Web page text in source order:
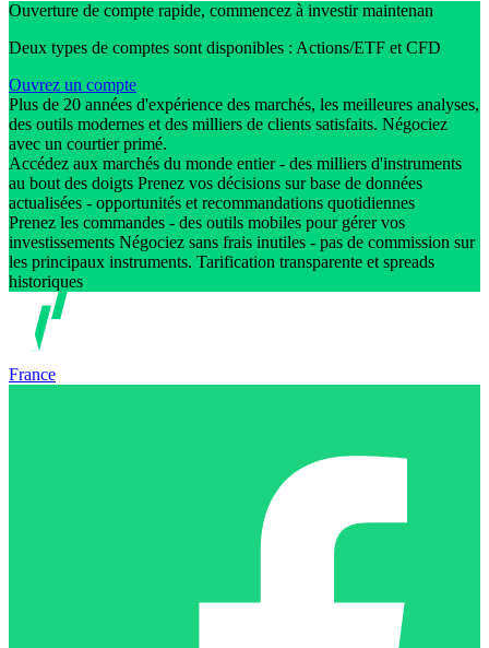
Ouverture de compte rapide, commencez à investir maintenan
Deux types de comptes sont disponibles : Actions/ETF et CFD
Ouvrez un compte
Plus de 20 années d'expérience des marchés, les meilleures analyses,
des outils modernes et des milliers de clients satisfaits. Négociez
avec un courtier primé.
Accédez aux marchés du monde entier - des milliers d'instruments
au bout des doigts Prenez vos décisions sur base de données
actualisées - opportunités et recommandations quotidiennes
Prenez les commandes - des outils mobiles pour gérer vos
investissements Négociez sans frais inutiles - pas de commission sur
les principaux instruments. Tarification transparente et spreads
historiques
France